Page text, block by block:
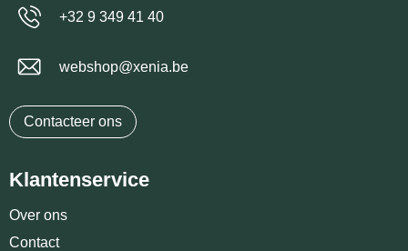
+32 9 349 41 40
webshop@xenia.be
Contacteer ons
Klantenservice
Over ons
Contact